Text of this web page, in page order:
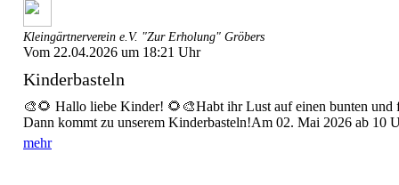
Kleingärtnerverein e.V. "Zur Erholung" Gröbers
Vom 22.04.2026 um 18:21 Uhr
Kinderbasteln
🎨🌻 Hallo liebe Kinder! 🌻🎨Habt ihr Lust auf einen bunten und
Dann kommt zu unserem Kinderbasteln!Am 02. Mai 2026 ab 10
mehr